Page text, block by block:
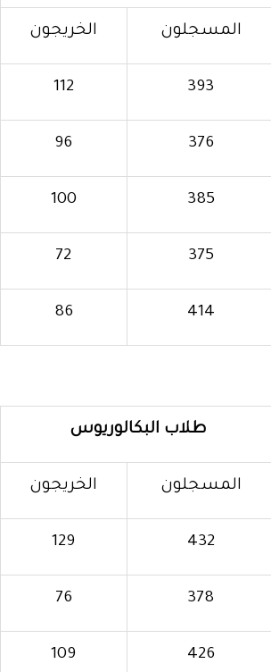
المسجلون
الخريجون
393
112
376
96
385
100
375
72
414
86
طلاب البكالوريوس
المسجلون الخريجون
432
129
378
76
426
109